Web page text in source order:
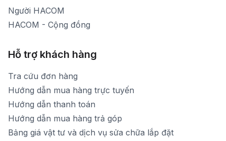
Người HACOM
HACOM - Cộng đồng
Hỗ trợ khách hàng
Tra cứu đơn hàng
Hướng dẫn mua hàng trực tuyến
Hướng dẫn thanh toán
Hướng dẫn mua hàng trả góp
Bảng giá vật tư và dịch vụ sửa chữa lắp đặt